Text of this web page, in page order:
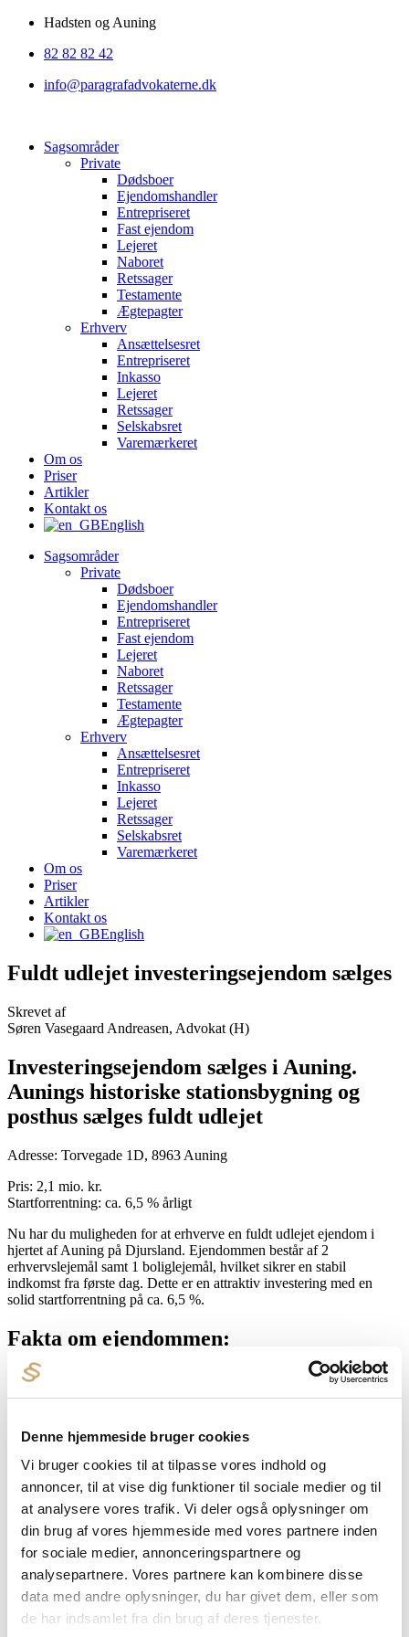
Denne hjemmeside bruger cookies
Vi bruger cookies til at tilpasse vores indhold og
annoncer, til at vise dig funktioner til sociale medier og til
at analysere vores trafik. Vi deler også oplysninger om
din brug af vores hjemmeside med vores partnere inden
for sociale medier, annonceringspartnere og
analysepartnere. Vores partnere kan kombinere disse
data med andre oplysninger, du har givet dem, eller som
de har indsamlet fra din brug af deres tjenester.
Videre
indhold
Hadsten og Auning
82 82 82 42
info@paragrafadvokaterne.dk
Sagsområder
Private
Dødsboer
Ejendomshandler
Entrepriseret
Fast ejendom
Lejeret
Naboret
Retssager
Testamente
Ægtepagter
Erhverv
Ansættelsesret
Entrepriseret
Inkasso
Lejeret
Retssager
Selskabsret
Varemærkeret
Om os
Priser
Artikler
Kontakt os
English
Sagsområder
Private
Dødsboer
Ejendomshandler
Entrepriseret
Fast ejendom
Lejeret
Naboret
Retssager
Testamente
Ægtepagter
Erhverv
Ansættelsesret
Entrepriseret
Inkasso
Lejeret
Retssager
Selskabsret
Varemærkeret
Om os
Priser
Artikler
Kontakt os
English
Fuldt udlejet investeringsejendom sælges
Skrevet af
Søren Vasegaard Andreasen, Advokat (H)
Investeringsejendom sælges i Auning.
Aunings historiske stationsbygning og
posthus sælges fuldt udlejet
Adresse: Torvegade 1D, 8963 Auning
Pris: 2,1 mio. kr.
Startforrentning: ca. 6,5 % årligt
Nu har du muligheden for at erhverve en fuldt udlejet ejendom i
hjertet af Auning på Djursland. Ejendommen består af 2
erhvervslejemål samt 1 boliglejemål, hvilket sikrer en stabil
indkomst fra første dag. Dette er en attraktiv investering med en
solid startforrentning på ca. 6,5 %.
Fakta om ejendommen:
som særskilt matrikel
Hovedbygningen forventes at kunne omdannes til ren
beboelsesejendom med 3 beboelseslejemål
Der er opsat 2 el-ladestandere på ejendommen, som genererer
løbende indtægt
Beliggenhed i centrum af Auning, tæt på offentlige faciliteter
og transport
God og stabil lejersammensætning
Fakta om Auning